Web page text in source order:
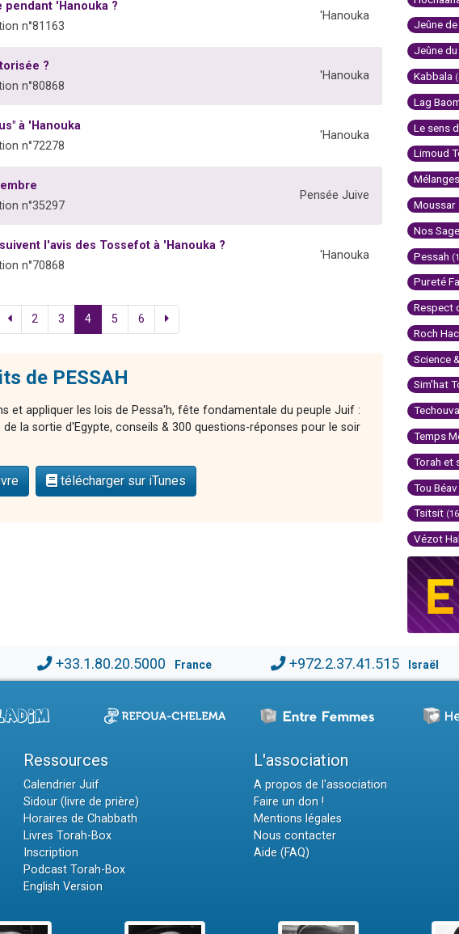
'Hanouka ?
n°81163
'Hanouka
?
n°80868
'Hanouka
à 'Hanouka
n°72278
'Hanouka
n°35297
Pensée Juive
l'avis des Tossefot à 'Hanouka ?
n°70868
'Hanouka
2 3 4 5 6
de PESSAH
et appliquer les lois de Pessa'h, fête fondamentale du peuple Juif :
la sortie d'Egypte, conseils & 300 questions-réponses pour le soir
télécharger sur iTunes
Jeûne
Jeûne
Kabbala
Lag
Le sens
Limoud
Moussar
Nos
Pessah
Pureté
Respect
Roch
Science
Sim'hat
Techouva
Temps
Torah et
Tou Béav
Tsitsit
Vézot
+33.1.80.20.5000 France +972.2.37.41.515 Israël
Ressources
Calendrier Juif
Sidour (livre de prière)
Horaires de Chabbath
Livres Torah-Box
Inscription
Podcast Torah-Box
English Version
L'association
A propos de l'association
Faire un don !
Mentions légales
Nous contacter
Aide (FAQ)